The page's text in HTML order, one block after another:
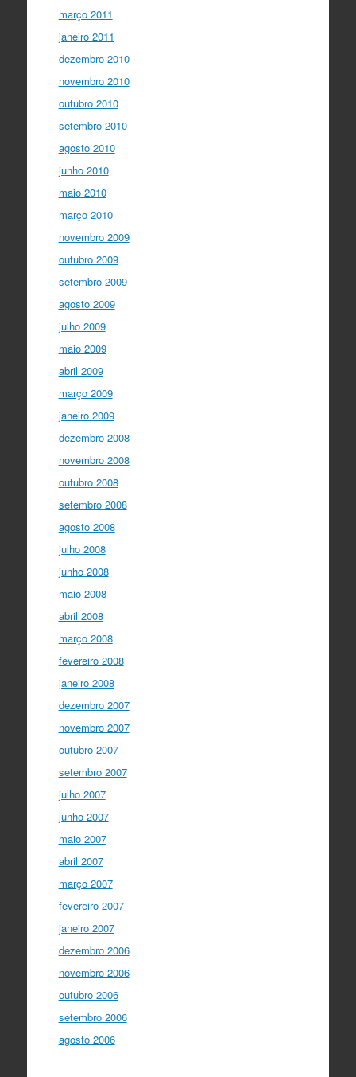
março 2011
janeiro 2011
dezembro 2010
novembro 2010
outubro 2010
setembro 2010
agosto 2010
junho 2010
maio 2010
março 2010
novembro 2009
outubro 2009
setembro 2009
agosto 2009
julho 2009
maio 2009
abril 2009
março 2009
janeiro 2009
dezembro 2008
novembro 2008
outubro 2008
setembro 2008
agosto 2008
julho 2008
junho 2008
maio 2008
abril 2008
março 2008
fevereiro 2008
janeiro 2008
dezembro 2007
novembro 2007
outubro 2007
setembro 2007
julho 2007
junho 2007
maio 2007
abril 2007
março 2007
fevereiro 2007
janeiro 2007
dezembro 2006
novembro 2006
outubro 2006
setembro 2006
agosto 2006